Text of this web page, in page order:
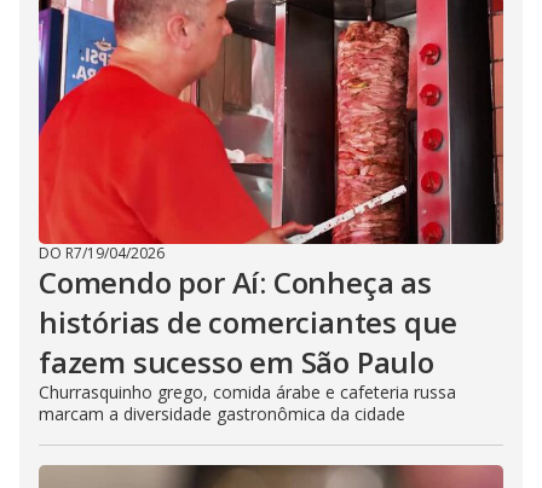
DO R7/19/04/2026
Comendo por Aí: Conheça as
histórias de comerciantes que
fazem sucesso em São Paulo
Churrasquinho grego, comida árabe e cafeteria russa
marcam a diversidade gastronômica da cidade